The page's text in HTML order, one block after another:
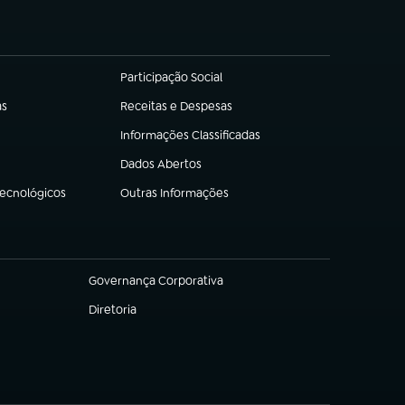
Participação Social
(abre em nova aba)
Receitas e Despesas
(abre em nova aba)
Informações Classificadas
(abre em nova aba)
Dados Abertos
(abre em nova aba)
Outras Informações
(abre em nova aba)
Governança Corporativa
(abre em nova aba)
Diretoria
(abre em nova aba)